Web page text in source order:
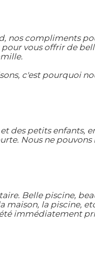
nos compliments
vous offrir de
c'est pourquoi
des petits enfants,
Nous ne
Belle piscine,
maison, la piscine,
immédiatement